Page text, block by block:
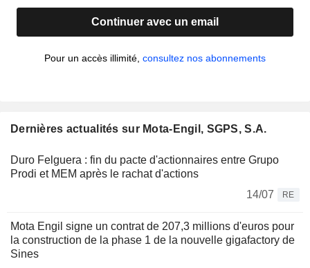
Continuer avec un email
Pour un accès illimité, consultez nos abonnements
Dernières actualités sur Mota-Engil, SGPS, S.A.
Duro Felguera : fin du pacte d'actionnaires entre Grupo
Prodi et MEM après le rachat d'actions
14/07
RE
Mota Engil signe un contrat de 207,3 millions d'euros pour
la construction de la phase 1 de la nouvelle gigafactory de
Sines